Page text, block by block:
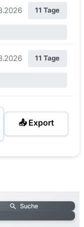
11 Tage
11 Tage
📤 Export
Suche